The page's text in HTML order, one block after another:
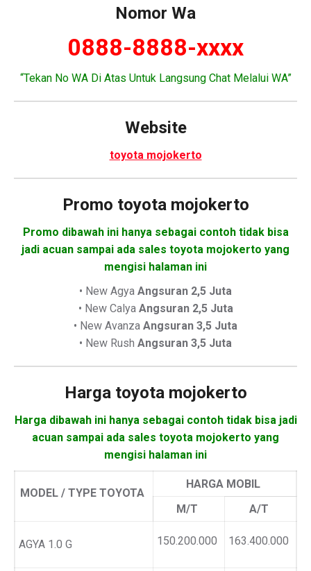
Nomor Wa
0888-8888-xxxx
“Tekan No WA Di Atas Untuk Langsung Chat Melalui WA”
Website
toyota mojokerto
Promo toyota mojokerto
Promo dibawah ini hanya sebagai contoh tidak bisa
jadi acuan sampai ada sales toyota mojokerto yang
mengisi halaman ini
• New Agya Angsuran 2,5 Juta
• New Calya Angsuran 2,5 Juta
• New Avanza Angsuran 3,5 Juta
• New Rush Angsuran 3,5 Juta
Harga toyota mojokerto
Harga dibawah ini hanya sebagai contoh tidak bisa jadi
acuan sampai ada sales toyota mojokerto yang
mengisi halaman ini
MODEL / TYPE TOYOTA
HARGA MOBIL
M/T
A/T
AGYA 1.0 G 150.200.000 163.400.000